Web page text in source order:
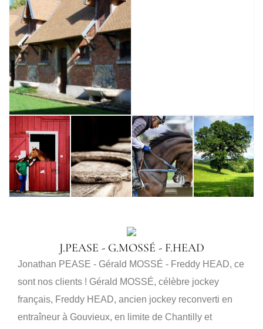
J.PEASE - G.MOSSÉ - F.HEAD
Jonathan PEASE - Gérald MOSSÉ - Freddy HEAD, ce
sont nos clients ! Gérald MOSSÉ, célèbre jockey
français, Freddy HEAD, ancien jockey reconverti en
entraîneur à Gouvieux, en limite de Chantilly et